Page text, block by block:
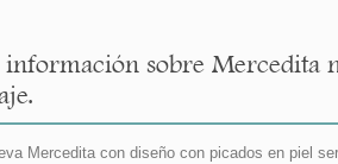
información sobre Mercedita
Mercedita con diseño con picados en piel